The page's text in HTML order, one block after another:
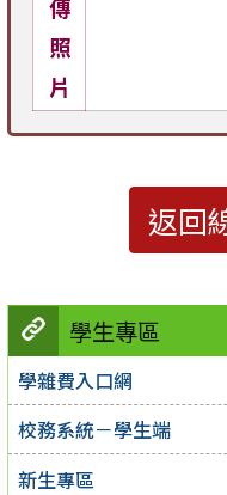
學生專區
學雜費入口網
校務系統－學生端
新生專區
傳
照
片
返回